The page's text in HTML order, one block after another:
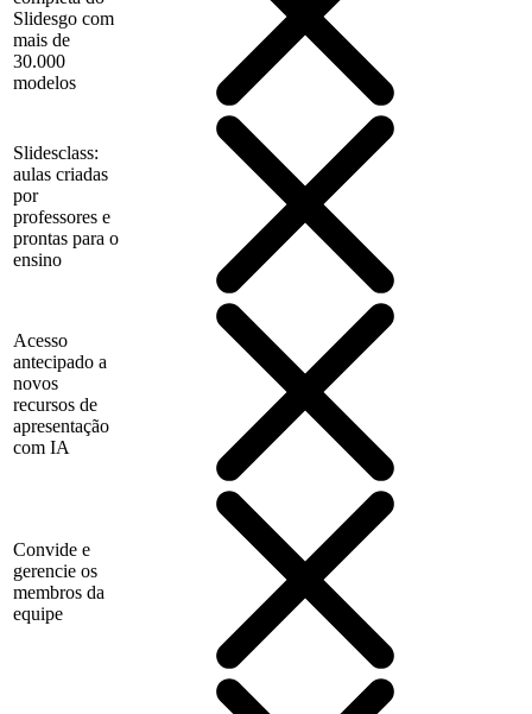
Slidesgo com
mais de
30.000
modelos
Slidesclass:
aulas criadas
por
professores e
prontas para o
ensino
Acesso
antecipado a
novos
recursos de
apresentação
com IA
Convide e
gerencie os
membros da
equipe